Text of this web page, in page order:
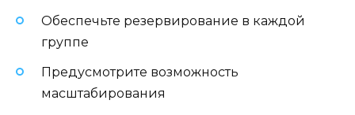
Обеспечьте резервирование в каждой
группе
Предусмотрите возможность
масштабирования